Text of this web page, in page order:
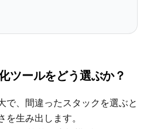
ツールをどう選ぶか？
で、間違ったスタックを選ぶと
生み出します。